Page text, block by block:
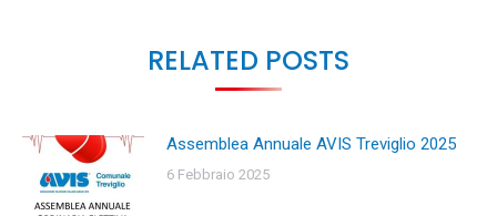
RELATED POSTS
Assemblea Annuale AVIS Treviglio 2025
6 Febbraio 2025